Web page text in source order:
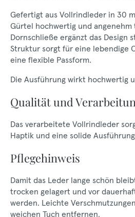
Gefertigt aus Vollrindleder in 30
Gürtel hochwertig und angenehm
Dornschließe ergänzt das Design
Struktur sorgt für eine lebendige
eine flexible Passform.
Die Ausführung wirkt hochwertig
Qualität und
Das verarbeitete Vollrindleder
Haptik und eine solide
Pflegehinweis
Damit das Leder lange schön
trocken gelagert und vor
werden. Leichte
weichen Tuch entfernen.